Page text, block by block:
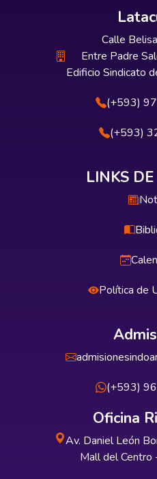
Calle
Entre Padre
Edificio Sindicato
(+593)
(+593)
LINKS
Política de
(+593)
Oficina
Av. Daniel León
Mall del Centro